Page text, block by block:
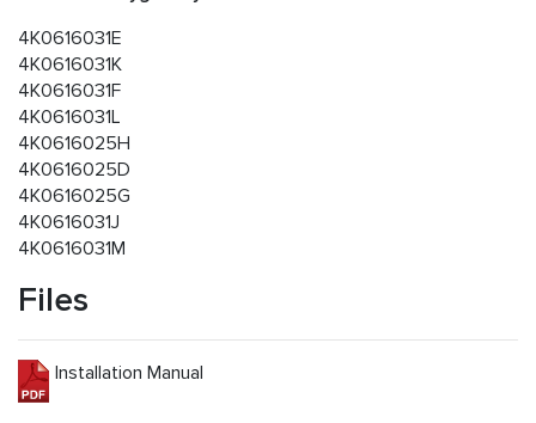
4K0616031E
4K0616031K
4K0616031F
4K0616031L
4K0616025H
4K0616025D
4K0616025G
4K0616031J
4K0616031M
Files
Installation Manual